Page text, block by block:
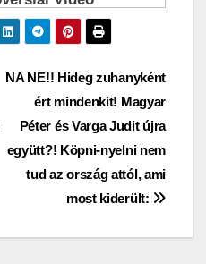
NA NE!! Hideg zuhanyként
ért mindenkit! Magyar
Péter és Varga Judit újra
együtt?! Köpni-nyelni nem
tud az ország attól, ami
most kiderült: